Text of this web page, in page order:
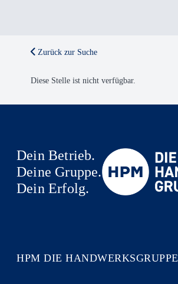
Zurück zur Suche
Diese Stelle ist nicht verfügbar.
Dein Betrieb.
Deine Gruppe.
Dein Erfolg.
HPM DIE HANDWERKSGRUPPE